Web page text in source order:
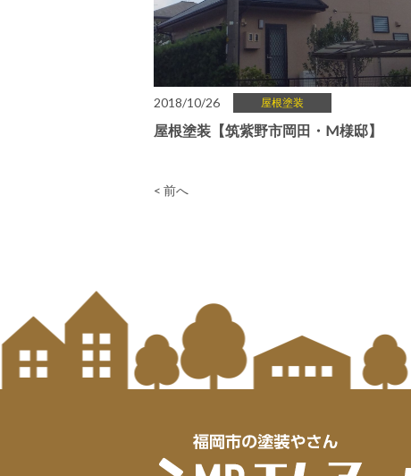
2018/10/26 屋根塗装
屋根塗装【筑紫野市岡田・M様邸】
< 前へ